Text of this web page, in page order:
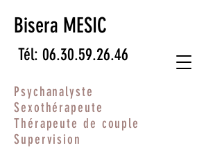
Bisera MESIC
Psychanalyste
Sexothérapeute
Thérapeute de couple
Supervision
Tél: 06.30.59.26.46